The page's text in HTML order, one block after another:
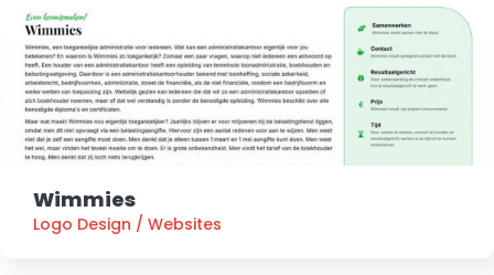
Wimmies
Logo Design / Websites